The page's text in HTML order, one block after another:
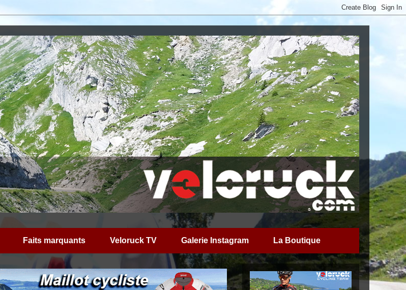
Faits marquants Veloruck TV Galerie Instagram La Boutique